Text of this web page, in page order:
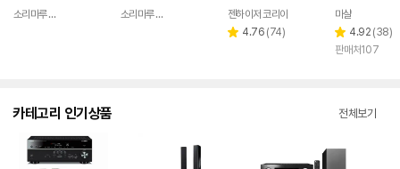
소리마루 유한회사 소리마루 유한회사
젠하이저 코리아
별 4.76 리
(74)
마샬
별
점
4.92 리
뷰
(38)
판매처107
카테고리 인기상품 전체보기